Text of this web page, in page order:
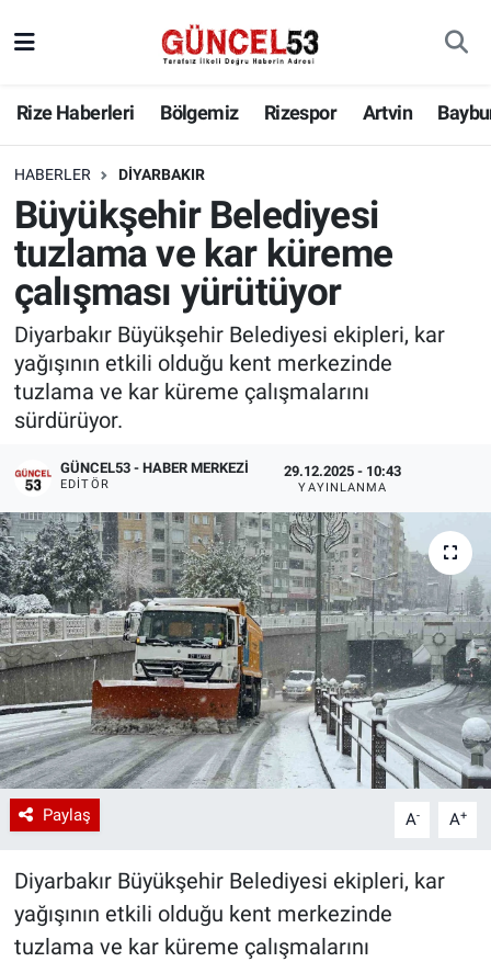
Rize Haberleri Bölgemiz Rizespor Artvin
HABERLER DIYARBAKIR
Büyükşehir Belediyesi
tuzlama ve kar küreme
çalışması yürütüyor
Diyarbakır Büyükşehir Belediyesi ekipleri, kar
yağışının etkili olduğu kent merkezinde
tuzlama ve kar küreme çalışmalarını
sürdürüyor.
GÜNCEL53 - HABER MERKEZI
EDITÖR
29.12.2025 - 10:43
YAYINLANMA
Paylaş A- A+
Diyarbakır Büyükşehir Belediyesi ekipleri, kar
yağışının etkili olduğu kent merkezinde
tuzlama ve kar küreme çalışmalarını